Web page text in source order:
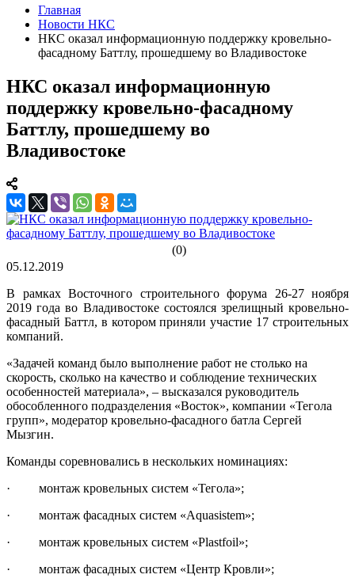
Главная
Новости НКС
НКС оказал информационную поддержку кровельно-
фасадному Баттлу, прошедшему во Владивостоке
НКС оказал информационную
поддержку кровельно-фасадному
Баттлу, прошедшему во
Владивостоке
(0)
05.12.2019
В рамках Восточного строительного форума 26-27 ноября
2019 года во Владивостоке состоялся зрелищный кровельно-
фасадный Баттл, в котором приняли участие 17 строительных
компаний.
«Задачей команд было выполнение работ не столько на
скорость, сколько на качество и соблюдение технических
особенностей материала», – высказался руководитель
обособленного подразделения «Восток», компании «Тегола
групп», модератор кровельно-фасадного батла Сергей
Мызгин.
Команды соревновались в нескольких номинациях:
· монтаж кровельных систем «Тегола»;
· монтаж фасадных систем «Aquasistem»;
· монтаж кровельных систем «Plastfoil»;
· монтаж фасадных систем «Центр Кровли»;